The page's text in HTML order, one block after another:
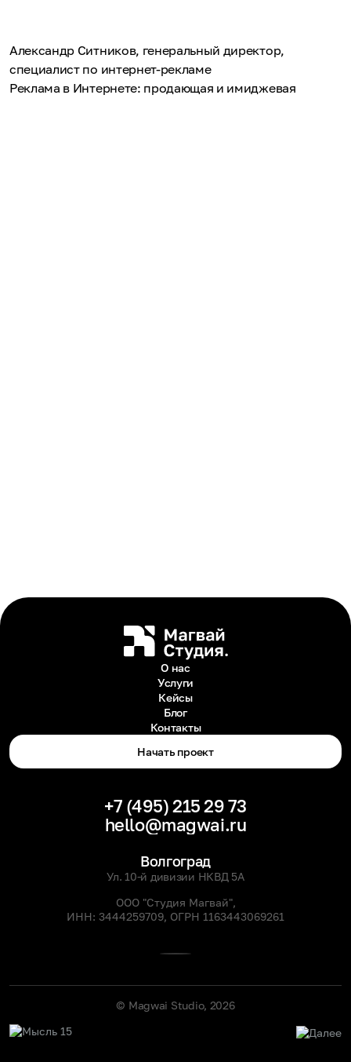
Александр Ситников, генеральный директор,
специалист по интернет-рекламе
Реклама в Интернете: продающая и имиджевая
О нас
Услуги
Кейсы
Блог
Контакты
Начать проект
+7 (495) 215 29 73
hello@magwai.ru
Волгоград
Ул. 10-й дивизии НКВД 5А
ООО "Студия Магвай",
ИНН: 3444259709, ОГРН 1163443069261
© Magwai Studio, 2026